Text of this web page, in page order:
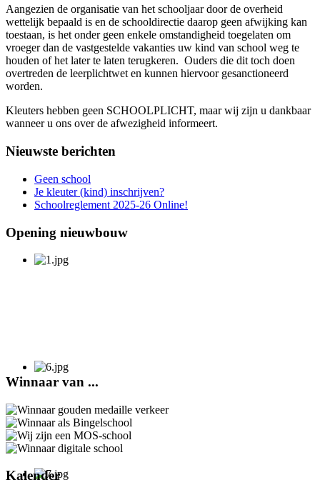
Aangezien de organisatie van het schooljaar door de overheid
wettelijk bepaald is en de schooldirectie daarop geen afwijking kan
toestaan, is het onder geen enkele omstandigheid toegelaten om
vroeger dan de vastgestelde vakanties uw kind van school weg te
houden of het later te laten terugkeren. Ouders die dit toch doen
overtreden de leerplichtwet en kunnen hiervoor gesanctioneerd
worden.
Kleuters hebben geen SCHOOLPLICHT, maar wij zijn u dankbaar
wanneer u ons over de afwezigheid informeert.
Nieuwste berichten
Geen school
Je kleuter (kind) inschrijven?
Schoolreglement 2025-26 Online!
Opening nieuwbouw
Winnaar van ...
Kalender